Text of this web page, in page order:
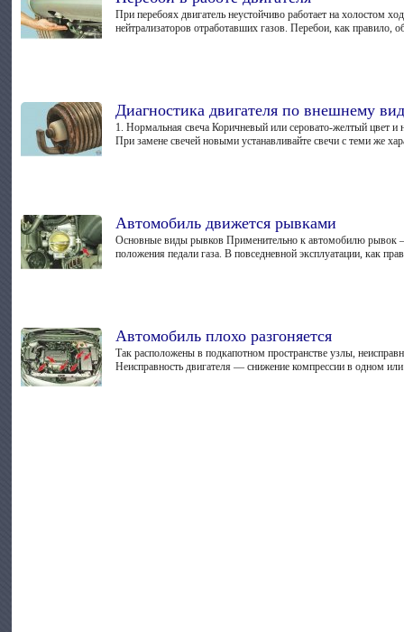
При перебоях двигатель неустойчиво работает на холостом
нейтрализаторов отработавших газов. Перебои, как правило,
Диагностика двигателя по внешнему
1. Нормальная свеча Коричневый или серовато-желтый цвет и
При замене свечей новыми устанавливайте свечи с теми же
Автомобиль движется рывками
Основные виды рывков Применительно к автомобилю рывок —
положения педали газа. В повседневной эксплуатации, как
Автомобиль плохо разгоняется
Так расположены в подкапотном пространстве узлы,
Неисправность двигателя — снижение компрессии в одном